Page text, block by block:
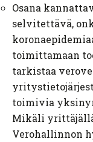
Osana
selvitettävä,
toimittamaan
tarkistaa
toimivia
Mikäli
Verohallinnon